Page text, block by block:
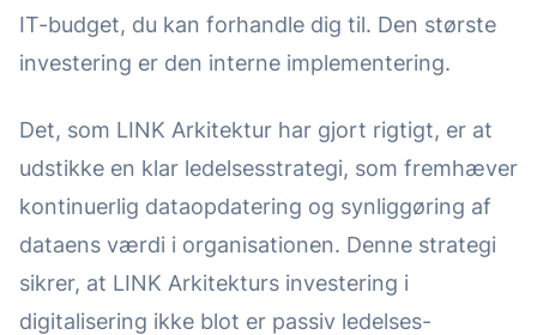
IT-budget, du kan forhandle dig til. Den største
investering er den interne implementering.
Det, som LINK Arkitektur har gjort rigtigt, er at
udstikke en klar ledelsesstrategi, som fremhæver
kontinuerlig dataopdatering og synliggøring af
dataens værdi i organisationen. Denne strategi
sikrer, at LINK Arkitekturs investering i
digitalisering ikke blot er passiv ledelses-